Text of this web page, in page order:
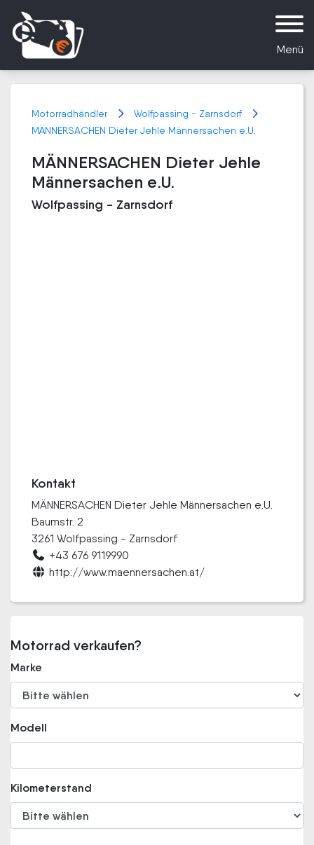
Menü
Motorradhändler
Wolfpassing - Zarnsdorf
MÄNNERSACHEN Dieter Jehle Männersachen e.U.
MÄNNERSACHEN Dieter Jehle
Männersachen e.U.
Wolfpassing - Zarnsdorf
Kontakt
MÄNNERSACHEN Dieter Jehle Männersachen e.U.
Baumstr. 2
3261 Wolfpassing - Zarnsdorf
+43 676 9119990
http://www.maennersachen.at/
Motorrad verkaufen?
Marke
Modell
Kilometerstand